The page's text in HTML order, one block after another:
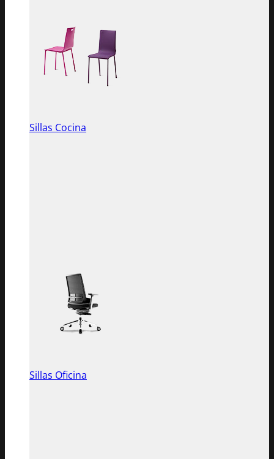
Sillas Cocina
Sillas Oficina